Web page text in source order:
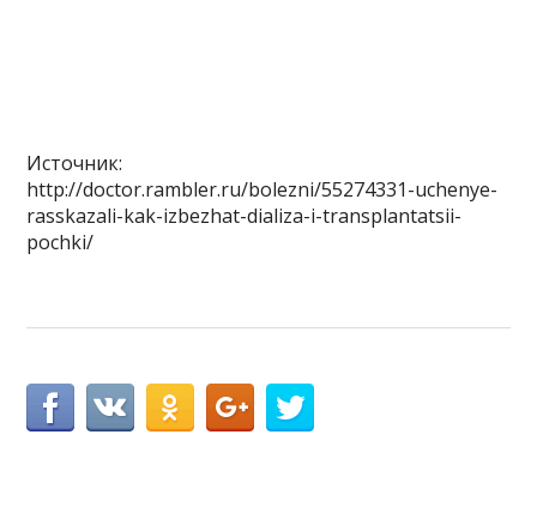
Источник:
http://doctor.rambler.ru/bolezni/55274331-uchenye-
rasskazali-kak-izbezhat-dializa-i-transplantatsii-
pochki/